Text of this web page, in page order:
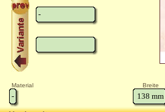
-
Material Breite
- 138 mm